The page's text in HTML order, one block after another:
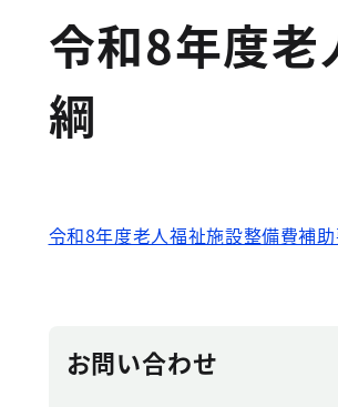
令和8年度老
綱
令和8年度老人福祉施設整備費補助
お問い合わせ